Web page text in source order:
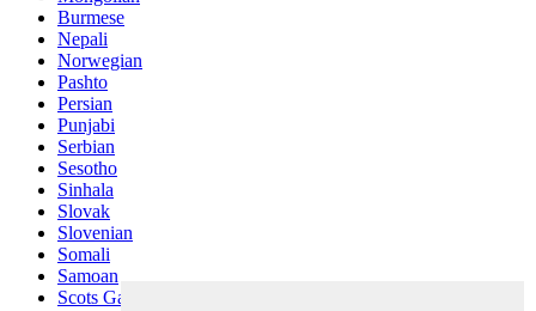
Burmese
Nepali
Norwegian
Pashto
Persian
Punjabi
Serbian
Sesotho
Sinhala
Slovak
Slovenian
Somali
Samoan
Scots Gaelic